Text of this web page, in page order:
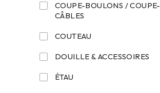
COUPE-BOULONS / COUPE-
CÂBLES
COUTEAU
DOUILLE & ACCESSOIRES
ÉTAU